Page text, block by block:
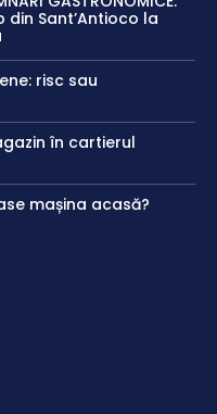
Sant’Antioco la
risc sau
în cartierul
mașina acasă?